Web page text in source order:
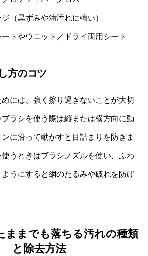
（黒ずみや油汚れに強い）
ートやウエット／ドライ両用シート
方のコツ
には、強く擦り過ぎないことが大切
ラシを使う際は縦または横方向に動
に沿って動かすと目詰まりを防ぎま
うときはブラシノズルを使い、ふわ
うにすると網のたるみや破れを防げ
ままでも落ちる汚れの種類
と除去方法